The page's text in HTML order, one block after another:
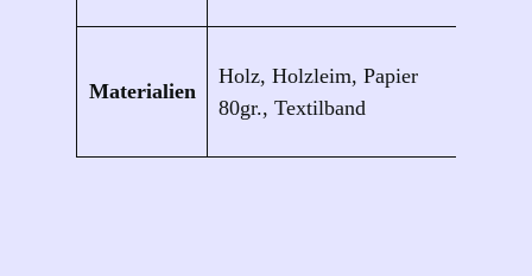
Materialien
Holz, Holzleim, Papier
80gr., Textilband